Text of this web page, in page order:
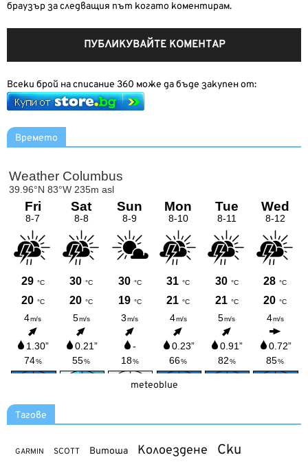
браузър за следващия път когато коментирам.
Всеки брой на списание 360 може да бъде закупен от:
Времето
meteoblue
Тагове
GARMIN SCOTT Витоша Колоездене Ски